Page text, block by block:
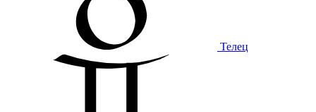
Телец